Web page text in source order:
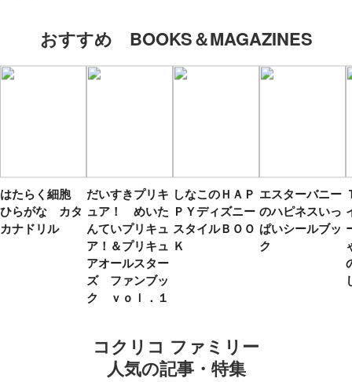
おすすめ BOOKS＆MAGAZINES
はたらく細胞
ひらがな カタ
カナドリル
だいすきプリキ
ュア！ めいた
んていプリキュ
ア！＆プリキュ
アオールスター
ズ ファンブッ
ク ｖｏｌ．１
しなこのＨＡＰ
ＰＹディズニー
スタイルＢＯＯ
Ｋ
エスターバニー
のハピネスいっ
ぱいシールブッ
ク
コクリコ ファミリー
人気の記事・特集